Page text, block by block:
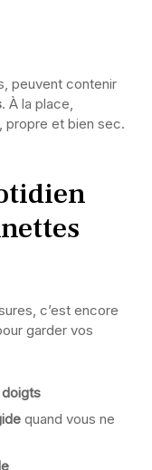
peuvent contenir
. À la place,
, propre et bien sec.
c’est encore
garder vos
quand vous ne